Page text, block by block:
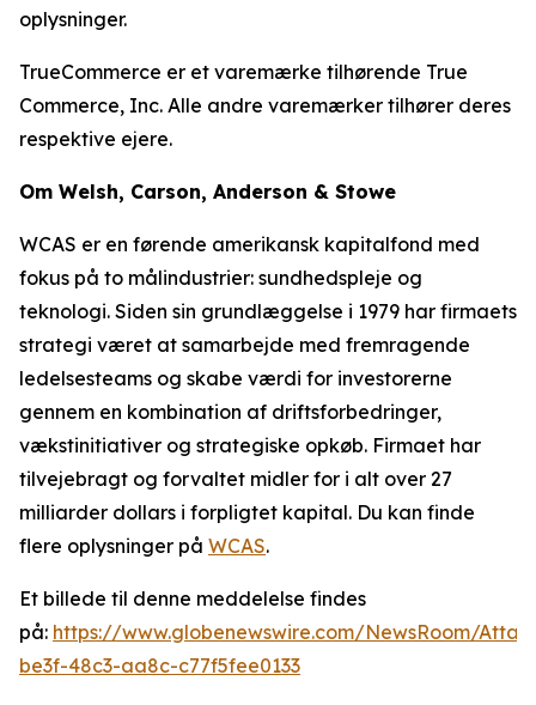
oplysninger.
TrueCommerce er et varemærke tilhørende True
Commerce, Inc. Alle andre varemærker tilhører deres
respektive ejere.
Om Welsh, Carson, Anderson & Stowe
WCAS er en førende amerikansk kapitalfond med
fokus på to målindustrier: sundhedspleje og
teknologi. Siden sin grundlæggelse i 1979 har firmaets
strategi været at samarbejde med fremragende
ledelsesteams og skabe værdi for investorerne
gennem en kombination af driftsforbedringer,
vækstinitiativer og strategiske opkøb. Firmaet har
tilvejebragt og forvaltet midler for i alt over 27
milliarder dollars i forpligtet kapital. Du kan finde
flere oplysninger på WCAS.
Et billede til denne meddelelse findes
på: https://www.globenewswire.com/NewsRoom/
be3f-48c3-aa8c-c77f5fee0133